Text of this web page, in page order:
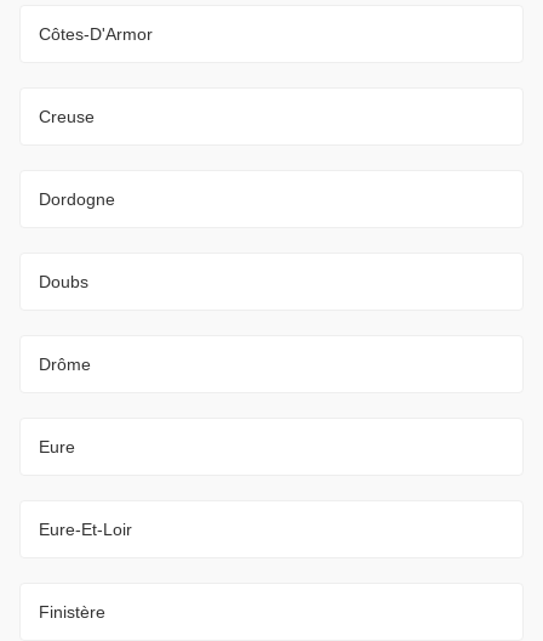
Côtes-D'Armor
Creuse
Dordogne
Doubs
Drôme
Eure
Eure-Et-Loir
Finistère